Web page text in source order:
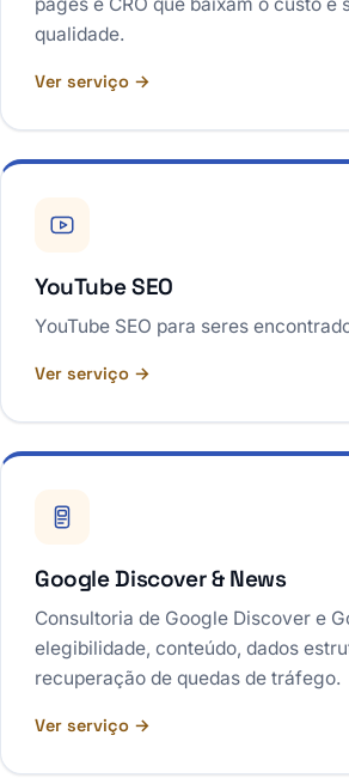
qualidade.
Ver serviço →
YouTube SEO
YouTube SEO para seres
Ver serviço →
Google Discover & News
Consultoria de Google Discover e
elegibilidade, conteúdo, dados
recuperação de quedas de tráfego.
Ver serviço →